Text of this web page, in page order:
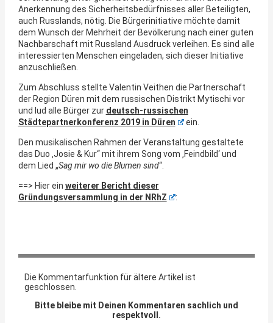
Anerkennung des Sicherheitsbedürfnisses aller Beteiligten,
auch Russlands, nötig. Die Bürgerinitiative möchte damit
dem Wunsch der Mehrheit der Bevölkerung nach einer guten
Nachbarschaft mit Russland Ausdruck verleihen. Es sind alle
interessierten Menschen eingeladen, sich dieser Initiative
anzuschließen.
Zum Abschluss stellte Valentin Veithen die Partnerschaft
der Region Düren mit dem russischen Distrikt Mytischi vor
und lud alle Bürger zur deutsch-russischen
Städtepartnerkonferenz 2019 in Düren
ein.
Den musikalischen Rahmen der Veranstaltung gestaltete
das Duo ‚Josie & Kur“ mit ihrem Song vom ‚Feindbild‘ und
dem Lied „Sag mir wo die Blumen sind“.
==> Hier ein weiterer Bericht dieser
Gründungsversammlung in der NRhZ
:
Die Kommentarfunktion für ältere Artikel ist
geschlossen.
Bitte bleibe mit Deinen Kommentaren sachlich und
respektvoll.